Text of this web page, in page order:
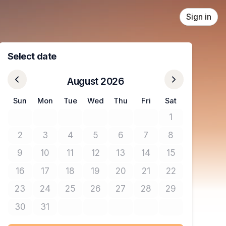
Sign in
Select date
August 2026
Sun Mon Tue Wed Thu Fri Sat
1No tickets
2No tickets available
3No tickets available
4No tickets available
5No tickets available
6No tickets available
7No tickets available
8No tickets
9No tickets available
10No tickets available
11No tickets available
12No tickets available
13No tickets available
14No tickets available
15No tickets
16No tickets available
17No tickets available
18No tickets available
19No tickets available
20No tickets available
21No tickets available
22No tickets
23No tickets available
24No tickets available
25No tickets available
26No tickets available
27No tickets available
28No tickets available
29No tickets
30No tickets available
31No tickets available